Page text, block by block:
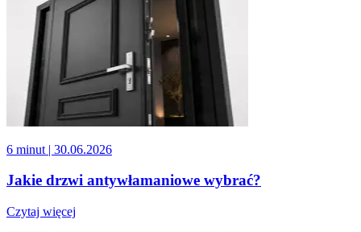
6 minut | 30.06.2026
Jakie drzwi antywłamaniowe wybrać?
Czytaj więcej